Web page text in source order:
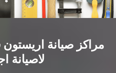
مراكز صيانة
لاصيانة